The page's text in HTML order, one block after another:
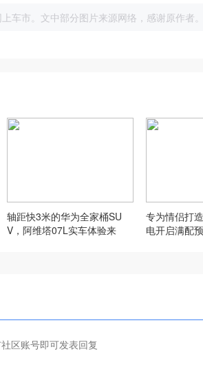
车市。文中部分图片来源网络，感谢原作者。
轴距快3米的华为全家桶SU
V，阿维塔07L实车体验来
专为情侣打
电开启满配
区账号即可发表回复